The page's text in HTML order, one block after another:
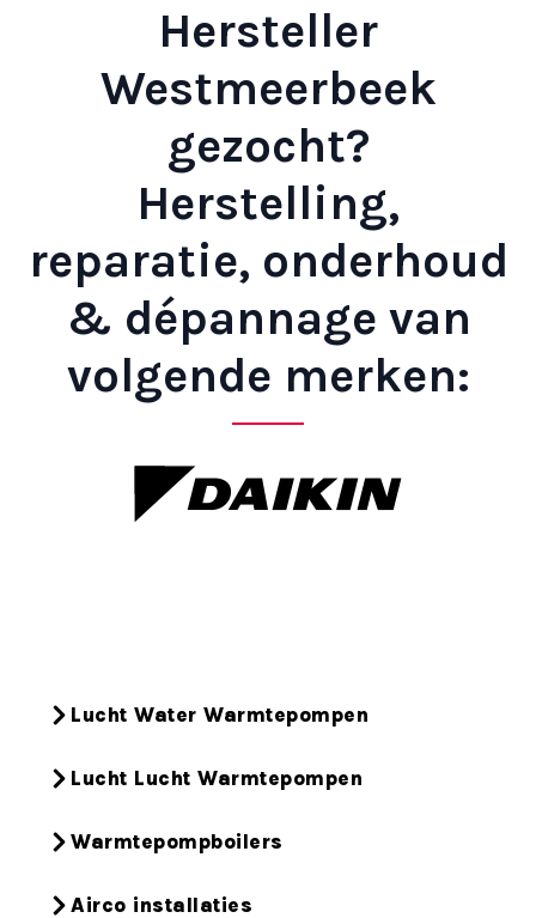
Hersteller
Westmeerbeek
gezocht?
Herstelling,
reparatie, onderhoud
& dépannage van
volgende merken:
Lucht Water Warmtepompen
Lucht Lucht Warmtepompen
Warmtepompboilers
Airco installaties